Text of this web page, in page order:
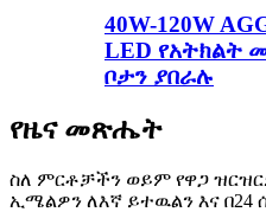
40W-120W
LED
ቦታን ያበራሉ
የዜና መጽሔት
ስለ ምርቶቻችን ወይም የዋጋ
ኢሜልዎን ለእኛ ይተዉልን እና በ24